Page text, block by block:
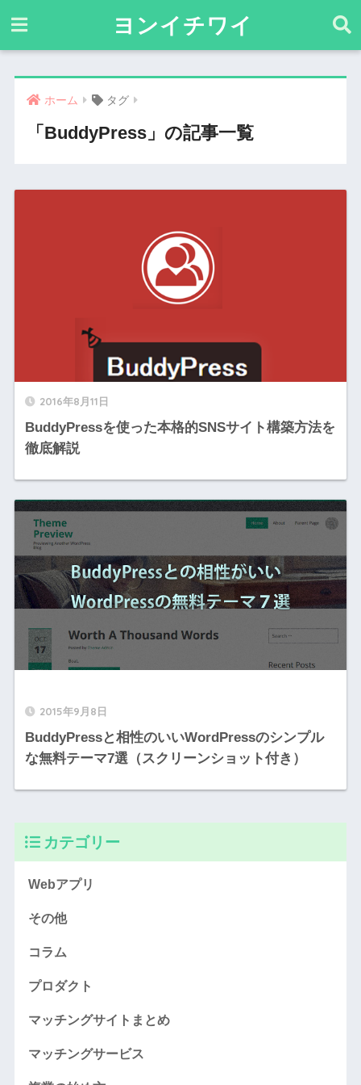
ヨンイチワイ
ホーム タグ
「BuddyPress」の記事一覧
2016年8月11日
BuddyPressを使った本格的SNSサイト構築方法を
徹底解説
2015年9月8日
BuddyPressと相性のいいWordPressのシンプル
な無料テーマ7選（スクリーンショット付き）
カテゴリー
Webアプリ
その他
コラム
プロダクト
マッチングサイトまとめ
マッチングサービス